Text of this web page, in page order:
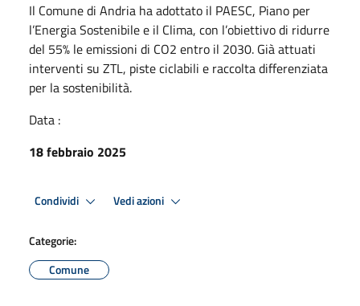
Il Comune di Andria ha adottato il PAESC, Piano per
l’Energia Sostenibile e il Clima, con l’obiettivo di ridurre
del 55% le emissioni di CO2 entro il 2030. Già attuati
interventi su ZTL, piste ciclabili e raccolta differenziata
per la sostenibilità.
Data :
18 febbraio 2025
Condividi Vedi azioni
Categorie:
Comune